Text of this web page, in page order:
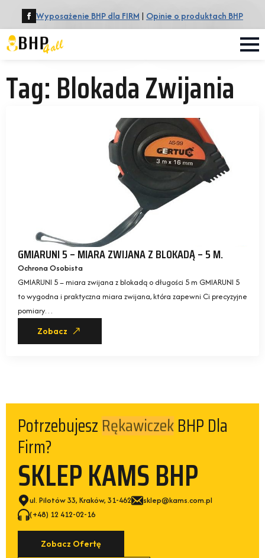
Wyposażenie BHP dla FIRM | Opinie o produktach BHP
Tag:Blokada Zwijania
GMIARUNI 5 – MIARA ZWIJANA Z BLOKADĄ – 5 M.
Ochrona Osobista
GMIARUNI 5 – miara zwijana z blokadą o długości 5 m GMIARUNI 5
to wygodna i praktyczna miara zwijana, która zapewni Ci precyzyjne
pomiary…
Zobacz
Potrzebujesz BHP Dla
Firm?
SKLEP KAMS BHP
ul. Pilotów 33, Kraków, 31-462
sklep@kams.com.pl
(+48) 12 412-02-16
Zobacz Ofertę